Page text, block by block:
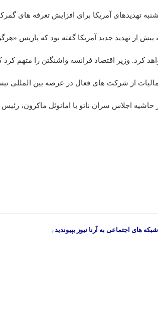
تهدیدهای آمریکا برای افزایش تعرفه های
از تهدید جدید آمریکا گفته بود که پاریس
وزیر اقتصاد فرانسه واشنگتن را متهم کرد
مالیات از شرکت های فعال در عرصه بین المللی
حاشیه اجلاس سران ناتو با امانوئل ماکرون،
های اجتماعی به آرنا نیوز بپیوندید↓